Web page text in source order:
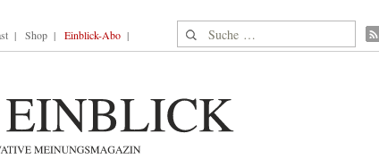
Shop Einblick-Abo Suche nach: